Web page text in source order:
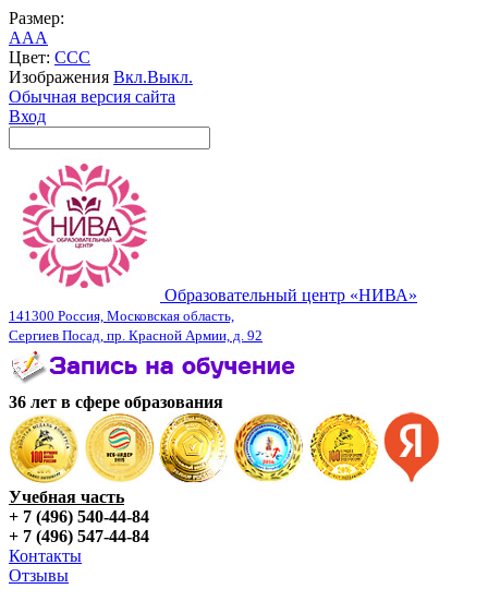
Размер:
AAA
Цвет: CCC
Изображения Вкл.Выкл.
Обычная версия сайта
Вход
Образовательный центр «НИВА»
141300 Россия, Московская область,
Сергиев Посад, пр. Красной Армии, д. 92
36 лет в сфере образования
Учебная часть
+ 7 (496) 540-44-84
+ 7 (496) 547-44-84
Контакты
Отзывы